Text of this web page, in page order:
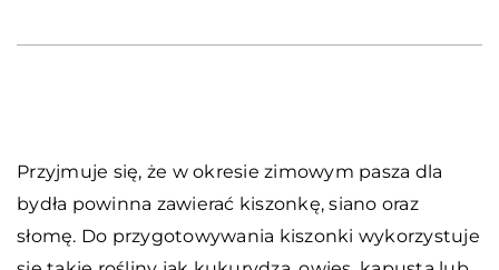
Przyjmuje się, że w okresie zimowym pasza dla
bydła powinna zawierać kiszonkę, siano oraz
słomę. Do przygotowywania kiszonki wykorzystuje